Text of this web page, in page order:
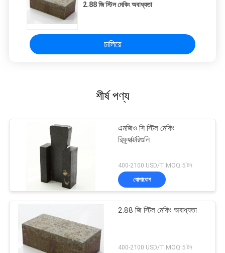
2.88 জি স্টিল মেকিং অবাধ্যতা
চালিয়ে
শীর্ষ পণ্য
এমজিও সি স্টিল মেকিং
রিফ্র্যাক্টরিগুলি
400-2100 USD/T MOQ:5 টন
যোগাযোগ
2.88 জি স্টিল মেকিং অবাধ্যতা
400-2100 USD/T MOQ:5 টন